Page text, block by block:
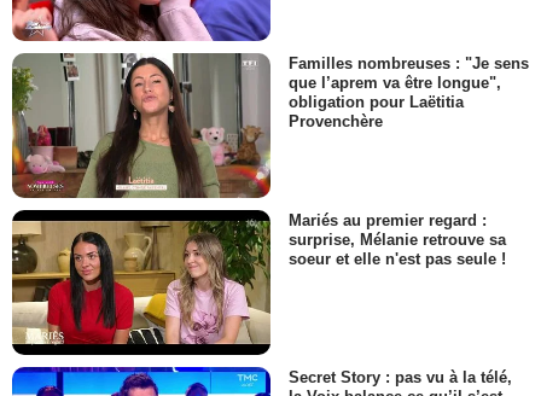
Familles nombreuses : "Je sens
que l’aprem va être longue",
obligation pour Laëtitia
Provenchère
Mariés au premier regard :
surprise, Mélanie retrouve sa
soeur et elle n'est pas seule !
Secret Story : pas vu à la télé,